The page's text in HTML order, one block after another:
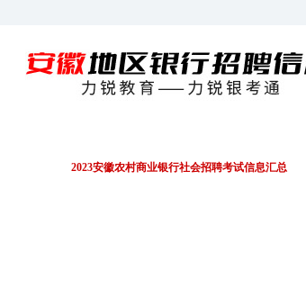
2023安徽农村商业银行社会招聘考试信息汇总